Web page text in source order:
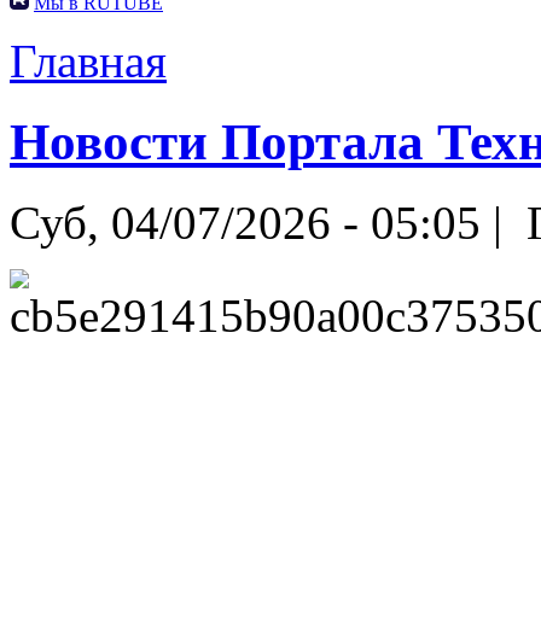
Главная
Новости Портала
Суб, 04/07/2026 - 05:05 |